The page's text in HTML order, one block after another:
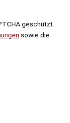
geschützt.
sowie die